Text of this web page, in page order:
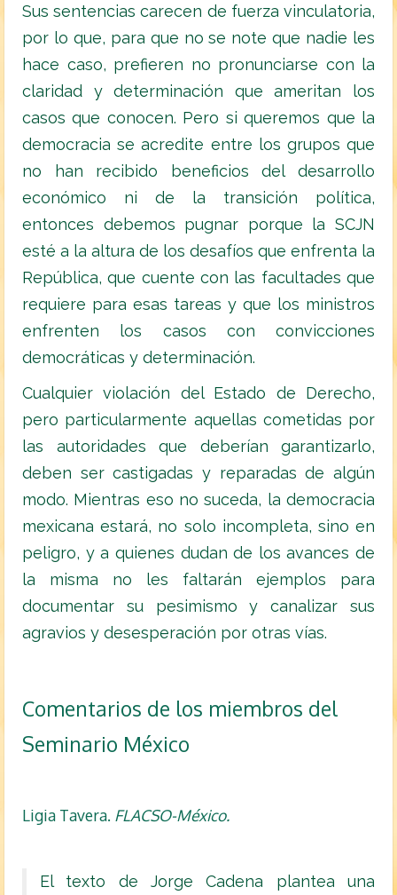
Sus sentencias carecen de fuerza vinculatoria,
por lo que, para que no se note que nadie les
hace caso, prefieren no pronunciarse con la
claridad y determinación que ameritan los
casos que conocen. Pero si queremos que la
democracia se acredite entre los grupos que
no han recibido beneficios del desarrollo
económico ni de la transición política,
entonces debemos pugnar porque la SCJN
esté a la altura de los desafíos que enfrenta la
República, que cuente con las facultades que
requiere para esas tareas y que los ministros
enfrenten los casos con convicciones
democráticas y determinación.
Cualquier violación del Estado de Derecho,
pero particularmente aquellas cometidas por
las autoridades que deberían garantizarlo,
deben ser castigadas y reparadas de algún
modo. Mientras eso no suceda, la democracia
mexicana estará, no solo incompleta, sino en
peligro, y a quienes dudan de los avances de
la misma no les faltarán ejemplos para
documentar su pesimismo y canalizar sus
agravios y desesperación por otras vías.
Comentarios de los miembros del
Seminario México
Ligia Tavera. FLACSO-México.
El texto de Jorge Cadena plantea una